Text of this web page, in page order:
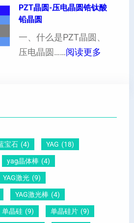
白
或
者
因
？
给
你
1
晶
向
晶
向
1
1
0
怎
PZT晶圆-压电晶圆锆钛酸
铅晶圆
一、什么是PZT晶圆、
压电晶圆……阅读更多
宝石 (4) YAG (18)
yag晶体棒 (4)
YAG激光 (9)
YAG激光棒 (4)
单晶硅 (9) 单晶硅片 (9)